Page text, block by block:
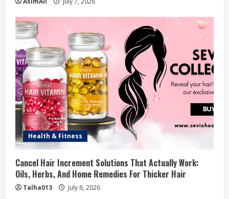
Health & Fitness
Cancel Hair Increment Solutions That Actually Work:
Oils, Herbs, And Home Remedies For Thicker Hair
Talha013 July 6, 2026